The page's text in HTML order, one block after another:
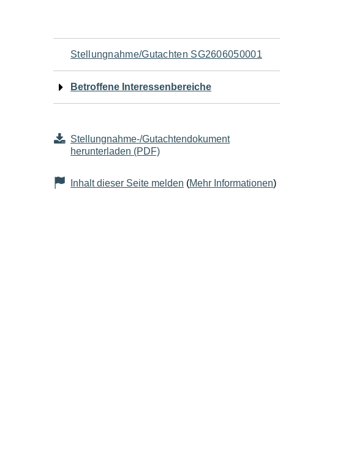
Navigation
für
Seiteninhalt
Stellungnahme/Gutachten SG2606050001
Betroffene Interessenbereiche
Stellungnahme-/Gutachtendokument
herunterladen (PDF)
Inhalt dieser Seite melden (Mehr Informationen)